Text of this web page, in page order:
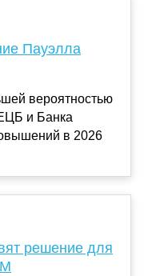
Пауэлла
вероятностью
и Банка
в 2026
решение для